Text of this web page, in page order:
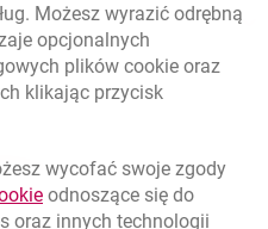
Możesz wyrazić odrębną
opcjonalnych
plików cookie oraz
klikając przycisk
wycofać swoje zgody
link otwiera się w nowym
odnoszące się do
oraz innych technologii